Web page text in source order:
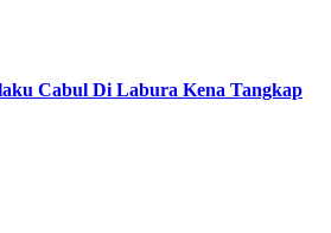
Cabul Di Labura Kena Tangkap